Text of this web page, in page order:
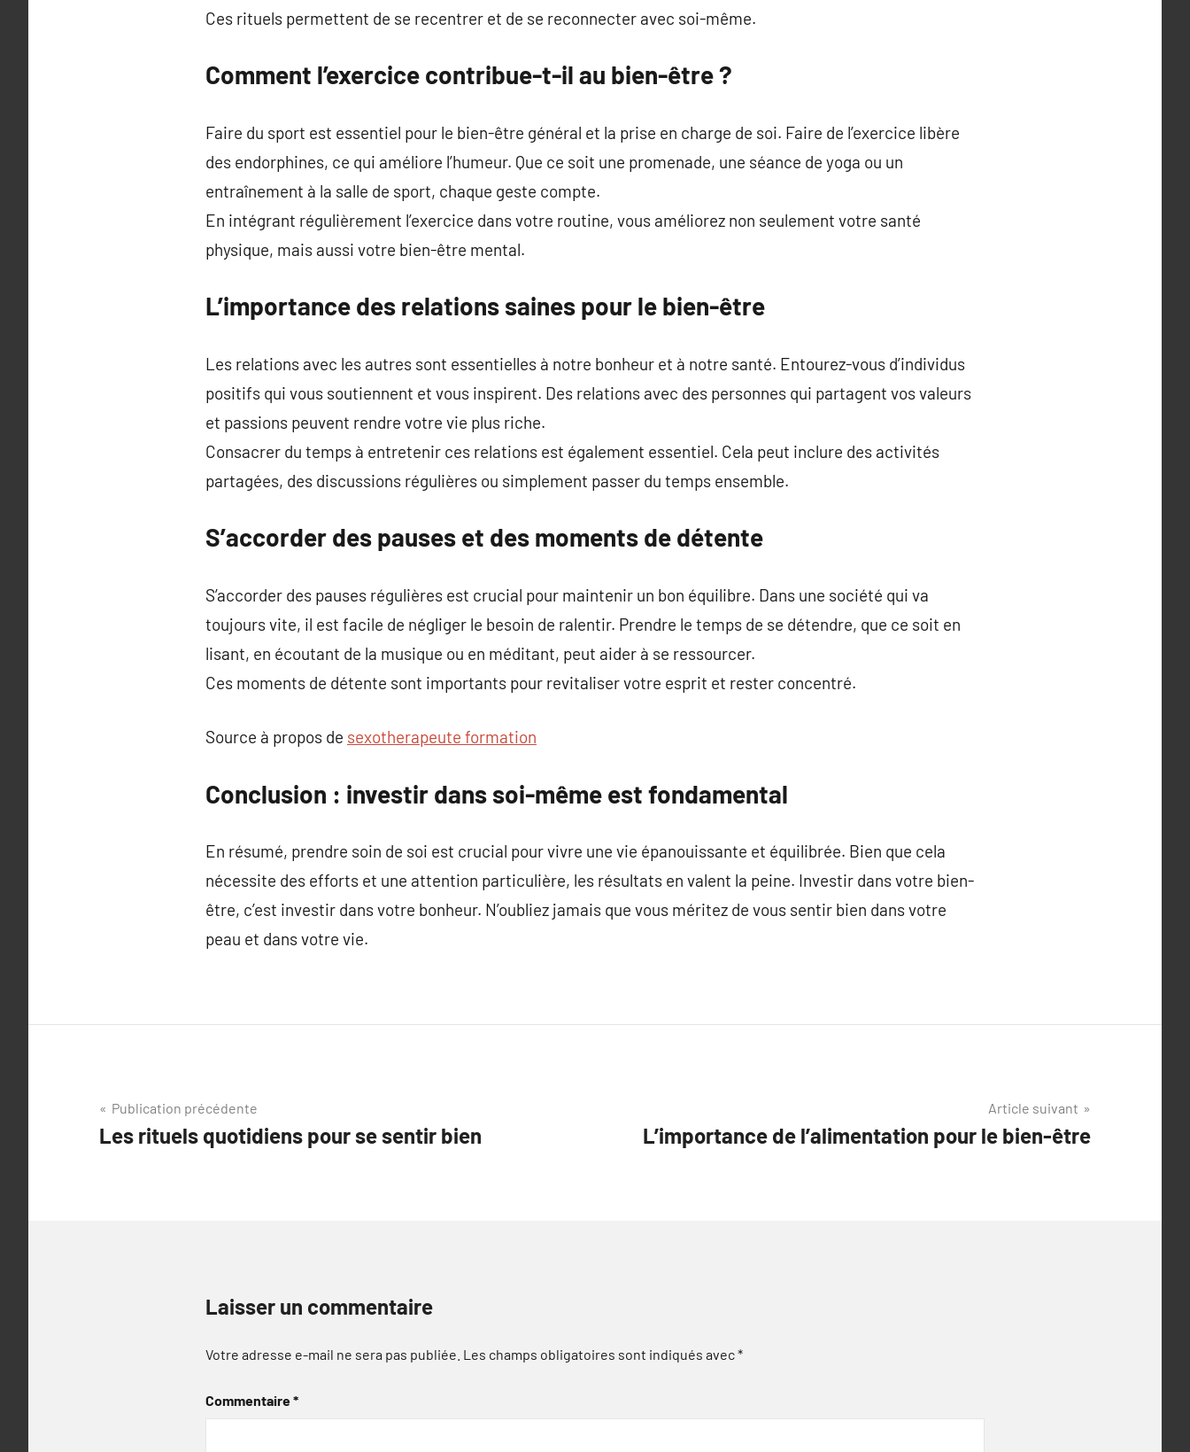
Ces rituels permettent de se recentrer et de se reconnecter avec soi-même.
Comment l’exercice contribue-t-il au bien-être ?
Faire du sport est essentiel pour le bien-être général et la prise en charge de soi. Faire de l’exercice libère
des endorphines, ce qui améliore l’humeur. Que ce soit une promenade, une séance de yoga ou un
entraînement à la salle de sport, chaque geste compte.
En intégrant régulièrement l’exercice dans votre routine, vous améliorez non seulement votre santé
physique, mais aussi votre bien-être mental.
L’importance des relations saines pour le bien-être
Les relations avec les autres sont essentielles à notre bonheur et à notre santé. Entourez-vous d’individus
positifs qui vous soutiennent et vous inspirent. Des relations avec des personnes qui partagent vos valeurs
et passions peuvent rendre votre vie plus riche.
Consacrer du temps à entretenir ces relations est également essentiel. Cela peut inclure des activités
partagées, des discussions régulières ou simplement passer du temps ensemble.
S’accorder des pauses et des moments de détente
S’accorder des pauses régulières est crucial pour maintenir un bon équilibre. Dans une société qui va
toujours vite, il est facile de négliger le besoin de ralentir. Prendre le temps de se détendre, que ce soit en
lisant, en écoutant de la musique ou en méditant, peut aider à se ressourcer.
Ces moments de détente sont importants pour revitaliser votre esprit et rester concentré.
Source à propos de sexotherapeute formation
Conclusion : investir dans soi-même est fondamental
En résumé, prendre soin de soi est crucial pour vivre une vie épanouissante et équilibrée. Bien que cela
nécessite des efforts et une attention particulière, les résultats en valent la peine. Investir dans votre bien-
être, c’est investir dans votre bonheur. N’oubliez jamais que vous méritez de vous sentir bien dans votre
peau et dans votre vie.
Navigation
de
Publication précédente
Les rituels quotidiens pour se sentir bien
Article suivant
L’importance de l’alimentation pour le bien-être
Laisser un commentaire
Votre adresse e-mail ne sera pas publiée. Les champs obligatoires sont indiqués avec*
Commentaire*